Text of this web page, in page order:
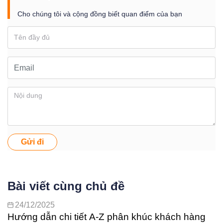
Cho chúng tôi và cộng đồng biết quan điểm của bạn
Gửi đi
Bài viết cùng chủ đề
24/12/2025
Hướng dẫn chi tiết A-Z phân khúc khách hàng